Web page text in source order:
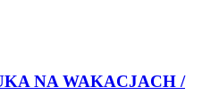
NA WAKACJACH /